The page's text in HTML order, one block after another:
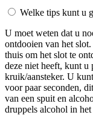
Welke tips kunt u
U moet weten dat u
ontdooien van het
thuis om het slot te
deze niet heeft, kunt u
kruik/aansteker. U
voor paar seconden,
van een spuit en
druppels alcohol in het